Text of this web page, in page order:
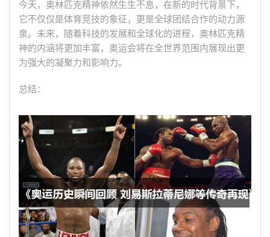
今天，奥林匹克精神依然生生不息，在新的时代背景下，
它不仅仅是体育竞技的象征，更是全球团结合作的动力源
泉。未来，随着科技的发展和全球化的进程，奥林匹克精
神的内涵将更加丰富，奥运会将在全世界范围内展现出更
为强大的凝聚力和影响力。
总结：